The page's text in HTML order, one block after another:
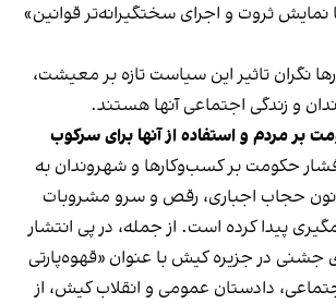
نمایش ثروت و اجرای سختگیرانه‌تر قوانین»
نگران تاثیر این سیاست‌ تازه بر معیشت،
و زندگی اجتماعی آنها هستند.
بر مردم و استفاده از آنها برای سرکوب
حکومت بر کسب‌وکارها و شهروندان به
حجاب اجباری، رقص و سرو مشروبات
پیدا کرده است. از جمله، در پی انتشار
جشنی در جزیره کیش با عنوان «قهوه‌پارتی
دادستان عمومی و انقلاب کیش، از